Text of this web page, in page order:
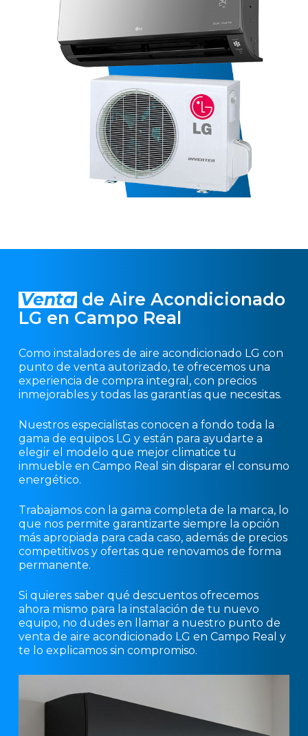
Venta de Aire Acondicionado
LG en Campo Real
Como instaladores de aire acondicionado LG con
punto de venta autorizado, te ofrecemos una
experiencia de compra integral, con precios
inmejorables y todas las garantías que necesitas.
Nuestros especialistas conocen a fondo toda la
gama de equipos LG y están para ayudarte a
elegir el modelo que mejor climatice tu
inmueble en Campo Real sin disparar el consumo
energético.
Trabajamos con la gama completa de la marca, lo
que nos permite garantizarte siempre la opción
más apropiada para cada caso, además de precios
competitivos y ofertas que renovamos de forma
permanente.
Si quieres saber qué descuentos ofrecemos
ahora mismo para la instalación de tu nuevo
equipo, no dudes en llamar a nuestro punto de
venta de aire acondicionado LG en Campo Real y
te lo explicamos sin compromiso.